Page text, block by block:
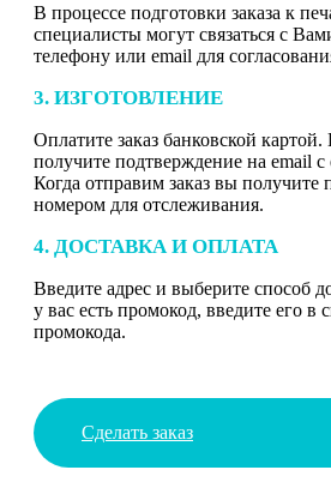
В процессе подготовки заказа к
специалисты могут связаться с
телефону или email для
3. ИЗГОТОВЛЕНИЕ
Оплатите заказ банковской
получите подтверждение на email с
Когда отправим заказ вы получите
номером для отслеживания.
4. ДОСТАВКА И ОПЛАТА
Введите адрес и выберите способ
у вас есть промокод, введите его в
промокода.
Сделать заказ